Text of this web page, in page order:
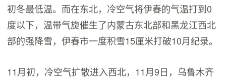
初冬最低温。而在东北，冷空气将伊春的气温打到0
度以下，温带气旋催生了内蒙古东北部和黑龙江西北
部的强降雪，伊春市一度积雪15厘米打破10月纪录。
11月初，冷空气扩散进入西北，11月9日，乌鲁木齐